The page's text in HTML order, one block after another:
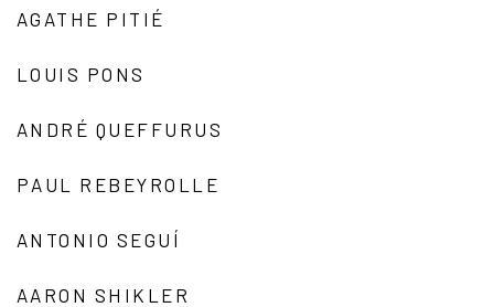
AGATHE PITIÉ
LOUIS PONS
ANDRÉ QUEFFURUS
PAUL REBEYROLLE
ANTONIO SEGUÍ
AARON SHIKLER